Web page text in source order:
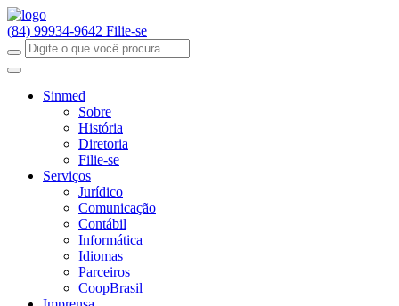
(84) 99934-9642 Filie-se
Sinmed
Sobre
História
Diretoria
Filie-se
Serviços
Jurídico
Comunicação
Contábil
Informática
Idiomas
Parceiros
CoopBrasil